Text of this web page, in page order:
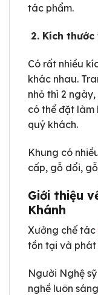
tác phẩm.
2. Kích
Có rất nhiều
khác nhau.
nhỏ thì 2
có thể đặt
quý khách.
Khung có
cấp, gỗ dổi,
Giới thiệu
Khánh
Xưởng chế tác
tồn tại và phát
Người Nghệ
nghề luôn